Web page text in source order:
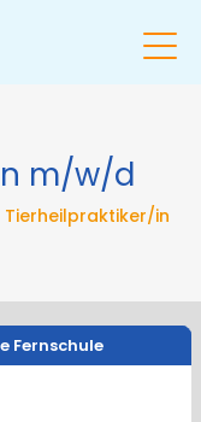
m/w/d
Tierheilpraktiker/in
Fernschule